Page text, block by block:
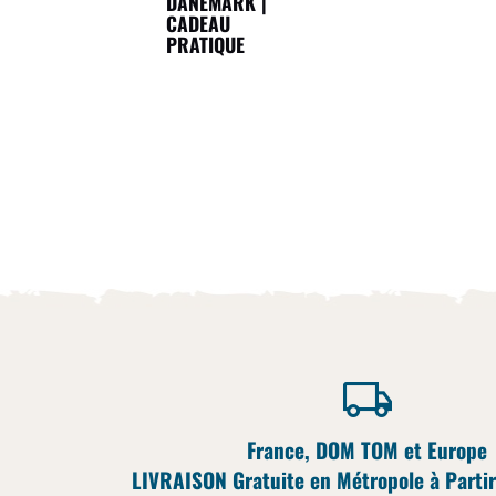
CADEAU
PRATIQUE
France, DOM TOM et Europe
LIVRAISON Gratuite en Métropole à